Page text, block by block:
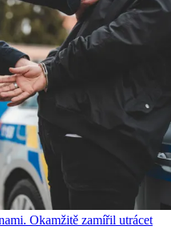
Okamžitě zamířil utrácet